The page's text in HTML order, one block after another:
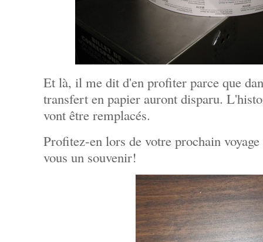
Et là, il me dit d'en profiter parce que
transfert en papier auront disparu.
vont être remplacés.
Profitez-en lors de votre prochain
vous un souvenir!